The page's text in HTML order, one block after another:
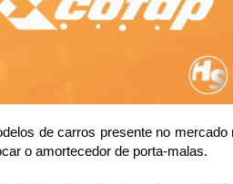
de carros presente no mercado
o amortecedor de porta-malas.